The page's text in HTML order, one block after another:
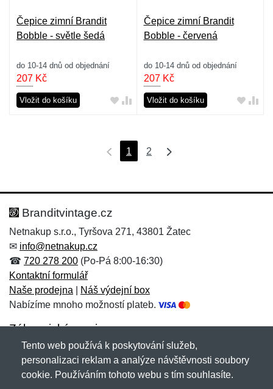
Čepice zimní Brandit
Bobble - světle šedá
do 10-14 dnů od objednání
207 Kč
Vložit do košíku
Čepice zimní Brandit
Bobble - červená
do 10-14 dnů od objednání
207Kč
Vložit do košíku
1 2
Branditvintage.cz
Netnakup s.r.o., Tyršova 271, 43801 Žatec
✉ info@netnakup.cz
☎ 720 278 200 (Po-Pá 8:00-16:30)
Kontaktní formulář
Naše prodejna
Náš výdejní box
Nabízíme mnoho možností plateb.
Zákaznický servis
Novinky emailem
Tento web používá k poskytování služeb,
personalizaci reklam a analýze návštěvnosti soubory
cookie. Používáním tohoto webu s tím souhlasíte.